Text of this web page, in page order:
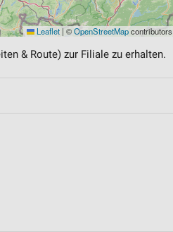
Leaflet | ©OpenStreetMapcontributors
& Route) zur Filiale zu erhalten.